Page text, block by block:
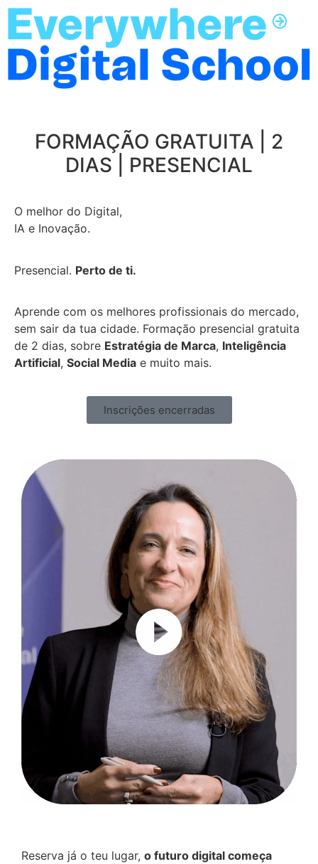
FORMAÇÃO GRATUITA | 2
DIAS | PRESENCIAL
O melhor do Digital,
IA e Inovação.
Presencial. Perto de ti.
Aprende com os melhores profissionais do mercado,
sem sair da tua cidade. Formação presencial gratuita
de 2 dias, sobre Estratégia de Marca, Inteligência
Artificial, Social Media e muito mais.
Inscrições encerradas
Reserva já o teu lugar, o futuro digital começa